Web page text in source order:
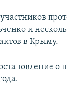
и
в Крыму.
о